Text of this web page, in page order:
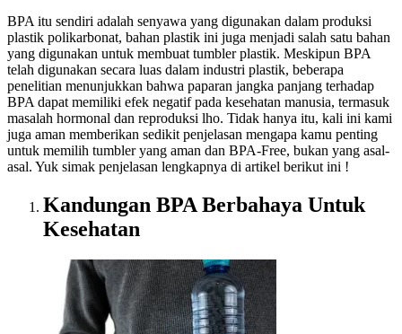
BPA itu sendiri adalah senyawa yang digunakan dalam produksi
plastik polikarbonat, bahan plastik ini juga menjadi salah satu bahan
yang digunakan untuk membuat tumbler plastik. Meskipun BPA
telah digunakan secara luas dalam industri plastik, beberapa
penelitian menunjukkan bahwa paparan jangka panjang terhadap
BPA dapat memiliki efek negatif pada kesehatan manusia, termasuk
masalah hormonal dan reproduksi lho. Tidak hanya itu, kali ini kami
juga aman memberikan sedikit penjelasan mengapa kamu penting
untuk memilih tumbler yang aman dan BPA-Free, bukan yang asal-
asal. Yuk simak penjelasan lengkapnya di artikel berikut ini !
Kandungan BPA Berbahaya Untuk
Kesehatan